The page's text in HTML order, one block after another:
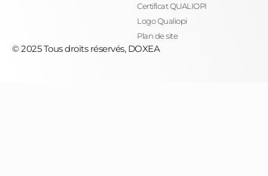
Certificat QUALIOPI
Logo Qualiopi
Plan de site
© 2025 Tous droits réservés, DOXEA